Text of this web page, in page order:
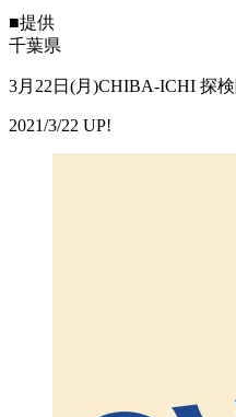
■提供
千葉県
3月22日(月)CHIBA-ICHI 探
2021/3/22 UP!